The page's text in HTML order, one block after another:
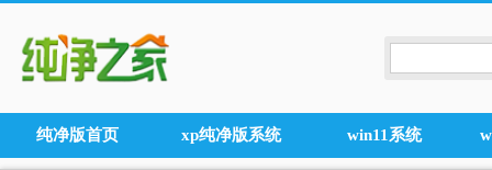
纯净版首页 xp纯净版系统 win11系统